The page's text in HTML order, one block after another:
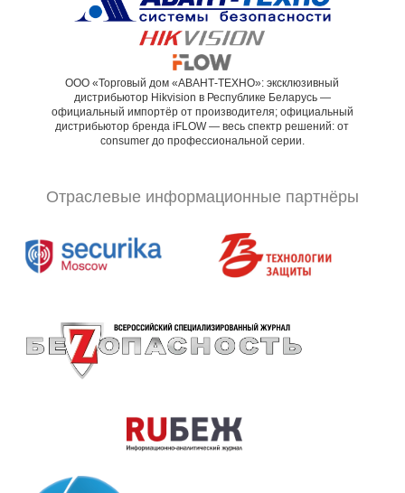
ООО «Торговый дом «АВАНТ-ТЕХНО»: эксклюзивный
дистрибьютор Hikvision в Республике Беларусь —
официальный импортёр от производителя; официальный
дистрибьютор бренда iFLOW — весь спектр решений: от
consumer до профессиональной серии.
Отраслевые информационные партнёры